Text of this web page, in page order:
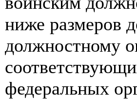
ниже размеров
должностному
федеральных